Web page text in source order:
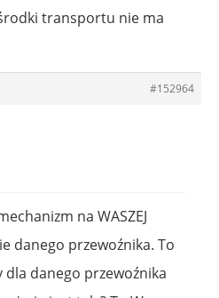
transportu nie ma
#152964
na WASZEJ
danego przewoźnika. To
danego przewoźnika